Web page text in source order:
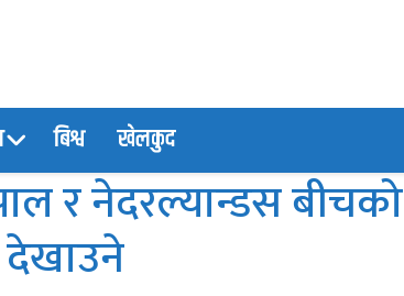
बिश्व खेलकुद
र नेदरल्यान्डस बीचको